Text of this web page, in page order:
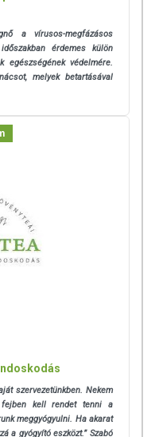
a vírusos-megfázásos
érdemes külön
egészségének védelmére.
melyek betartásával
szervezetünkben. Nekem
fejben kell rendet tenni a
meggyógyulni. Ha akarat
a gyógyító eszközt.” Szabó